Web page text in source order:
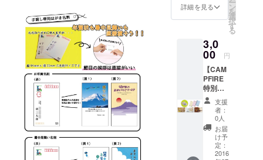
きま
す。 名
前、電
号、
メール
アドレ
スをあ
なただ
けのも
のにデ
ザイン
しま
す。
詳細を見る ン
を
選
択
す
る
3,0
00 円
【CAM
PFIRE
特別価
格】 そ
の他デ
ザイン
名刺の
中の一
つのデ
ザイン
支援
者：
0人
お届
け予
定：
2016